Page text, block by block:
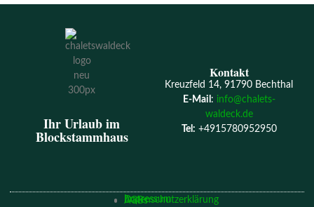
Ihr Urlaub im
Blockstammhaus
Kontakt
Kreuzfeld 14, 91790 Bechthal
E-Mail : info@chalets-
waldeck.de
Tel: +4915780952950
Impressum
Datenschutzerklärung
AGBs